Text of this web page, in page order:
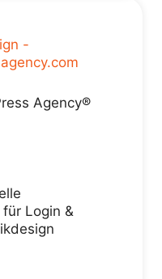
Agency®
Login &